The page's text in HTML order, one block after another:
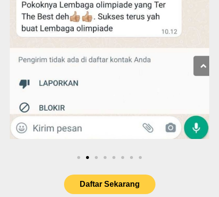
Daftar Sekarang